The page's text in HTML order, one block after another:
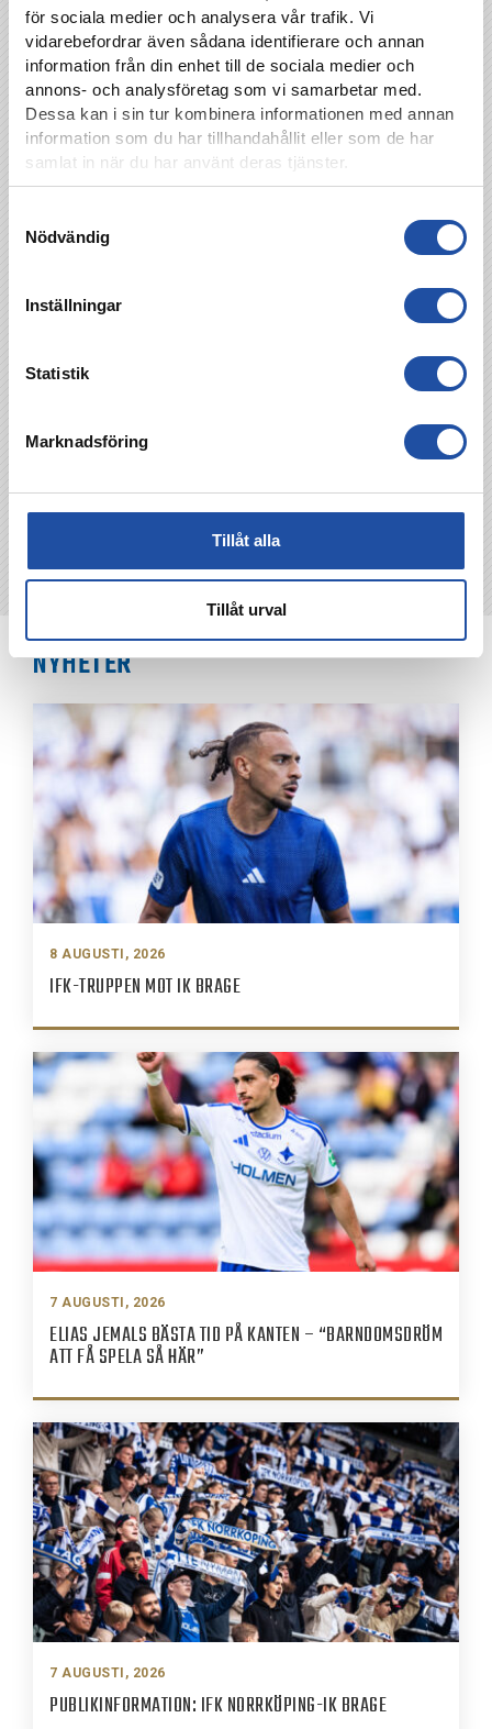
för sociala medier och analysera vår trafik. Vi
vidarebefordrar även sådana identifierare och annan
information från din enhet till de sociala medier och
annons- och analysföretag som vi samarbetar med.
Dessa kan i sin tur kombinera informationen med annan
information som du har tillhandahållit eller som de har
samlat in när du har använt deras tjänster.
Nödvändig
Inställningar
Statistik
Marknadsföring
Tillåt alla
Tillåt urval
Shabani(67′), Jesper Ceesay (67′), Andri
Gudjohnsen (81′), Isak Andri Sigurgeirsson (81′)
Vinnare halva potten:
1:a pris: Lottnummer 15506 vinner 14 895 kr
solglasögon hos Optiker Persson till ett värde
av ca 1500 kr.
NYHETER
8 AUGUSTI, 2026
IFK-TRUPPEN MOT IK BRAGE
7 AUGUSTI, 2026
ELIAS JEMALS BÄSTA TID PÅ KANTEN – “BARNDOMSDRÖM
ATT FÅ SPELA SÅ HÄR”
7 AUGUSTI, 2026
PUBLIKINFORMATION: IFK NORRKÖPING-IK BRAGE